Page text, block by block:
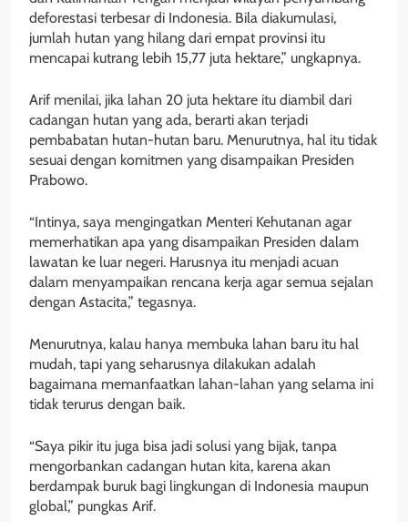
deforestasi terbesar di Indonesia. Bila diakumulasi,
jumlah hutan yang hilang dari empat provinsi itu
mencapai kutrang lebih 15,77 juta hektare,” ungkapnya.
Arif menilai, jika lahan 20 juta hektare itu diambil dari
cadangan hutan yang ada, berarti akan terjadi
pembabatan hutan-hutan baru. Menurutnya, hal itu tidak
sesuai dengan komitmen yang disampaikan Presiden
Prabowo.
“Intinya, saya mengingatkan Menteri Kehutanan agar
memerhatikan apa yang disampaikan Presiden dalam
lawatan ke luar negeri. Harusnya itu menjadi acuan
dalam menyampaikan rencana kerja agar semua sejalan
dengan Astacita,” tegasnya.
Menurutnya, kalau hanya membuka lahan baru itu hal
mudah, tapi yang seharusnya dilakukan adalah
bagaimana memanfaatkan lahan-lahan yang selama ini
tidak terurus dengan baik.
“Saya pikir itu juga bisa jadi solusi yang bijak, tanpa
mengorbankan cadangan hutan kita, karena akan
berdampak buruk bagi lingkungan di Indonesia maupun
global,” pungkas Arif.